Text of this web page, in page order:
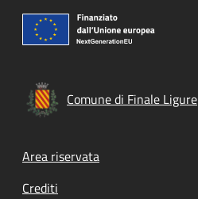
Comune di Finale Ligure
Footer menu
Area riservata
Crediti